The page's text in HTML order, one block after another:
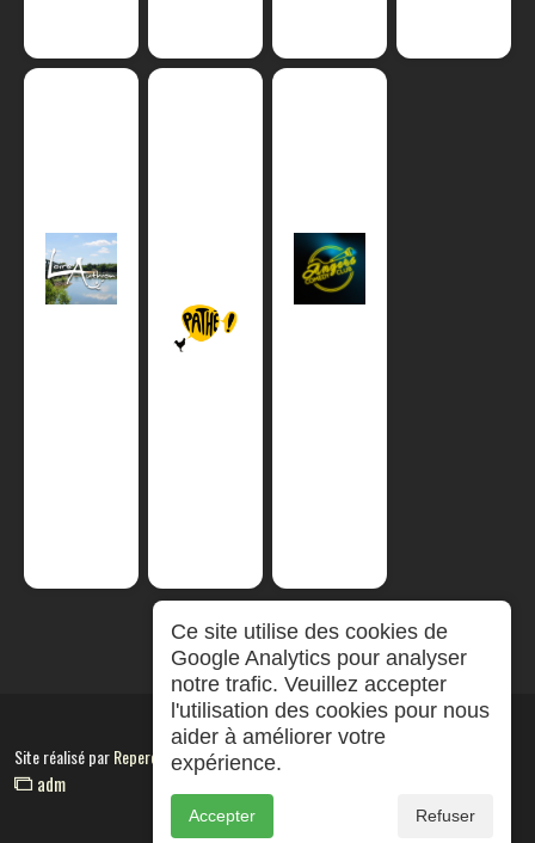
Site réalisé parRepereCom
adm
Ce site utilise des cookies de
Google Analytics pour analyser
notre trafic. Veuillez accepter
l'utilisation des cookies pour nous
aider à améliorer votre
expérience.
Accepter Refuser